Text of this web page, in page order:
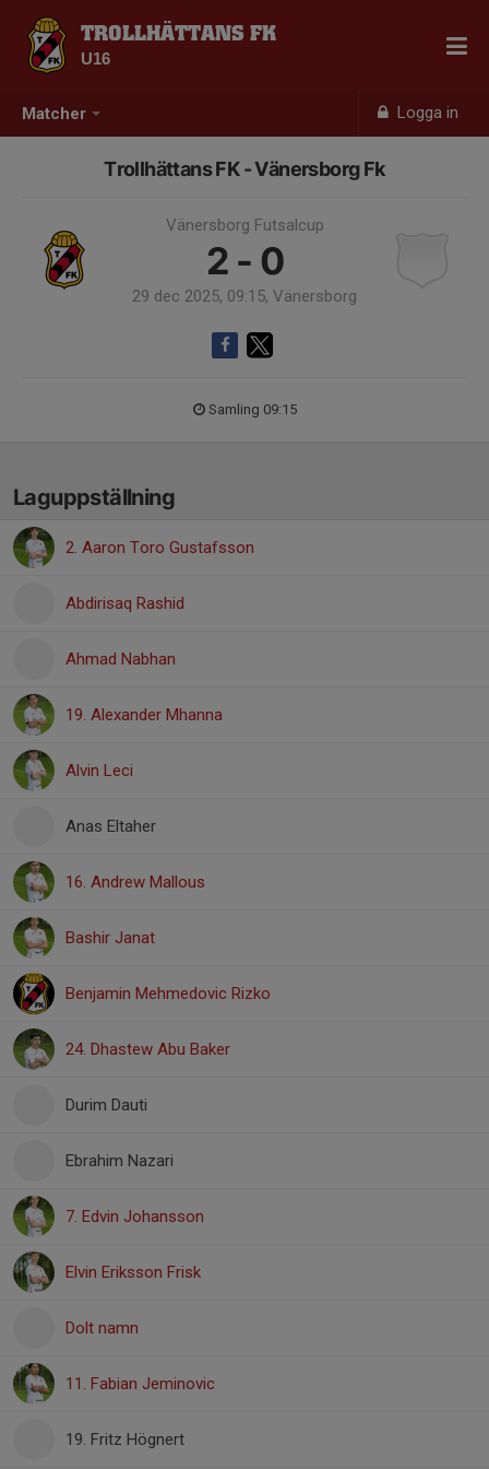
Matcher Logga in
TROLLHÄTTANS FK
U16
Trollhättans FK - Vänersborg Fk
Vänersborg Futsalcup
2 - 0
29 dec 2025, 09:15, Vänersborg
Samling 09:15
Laguppställning
2. Aaron Toro Gustafsson
Abdirisaq Rashid
Ahmad Nabhan
19. Alexander Mhanna
Alvin Leci
Anas Eltaher
16. Andrew Mallous
Bashir Janat
Benjamin Mehmedovic Rizko
24. Dhastew Abu Baker
Durim Dauti
Ebrahim Nazari
7. Edvin Johansson
Elvin Eriksson Frisk
Dolt namn
11. Fabian Jeminovic
19. Fritz Högnert